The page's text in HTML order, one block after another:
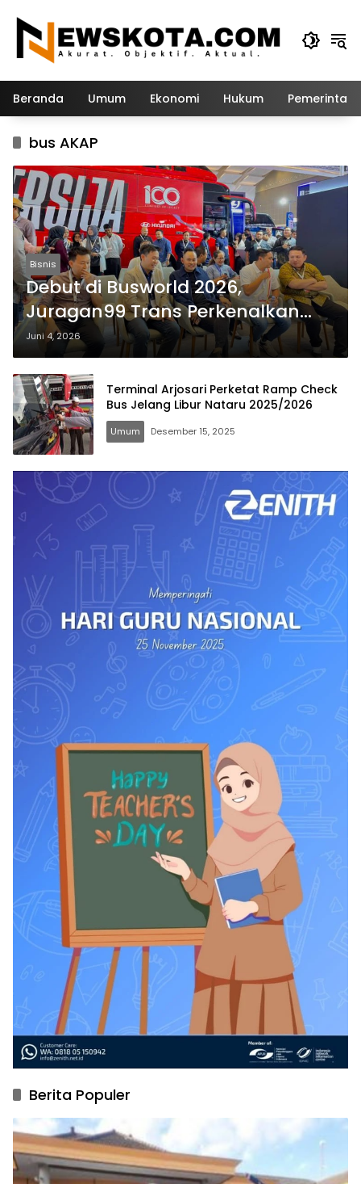
konten
Beranda Umum Ekonomi Hukum
bus AKAP
Bisnis
Debut di Busworld 2026,
Juragan99 Trans Perkenalkan
Bus Premium Berfitur Bioskop
Berjalan
Juni 4, 2026
Terminal Arjosari Perketat Ramp Check
Bus Jelang Libur Nataru 2025/2026
Umum Desember 15, 2025
Berita Populer